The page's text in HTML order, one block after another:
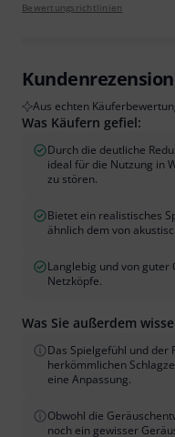
Bewertungsrichtlinien
Aus echten
Was Käufern gefiel:
Durch die deutliche
ideal für die Nutzung in
zu stören.
Bietet ein realistisches
ähnlich dem von
Langlebig und von
Netzköpfe.
Was Sie außerdem
Das Spielgefühl und der
herkömmlichen
eine Anpassung.
Obwohl die
noch ein gewisser